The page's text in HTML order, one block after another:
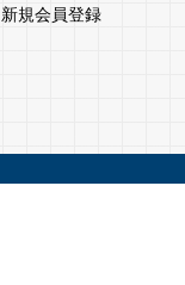
新規会員登録